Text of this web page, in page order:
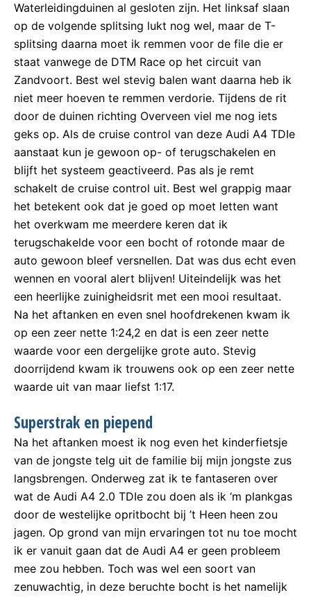
Waterleidingduinen al gesloten zijn. Het linksaf slaan
op de volgende splitsing lukt nog wel, maar de T-
splitsing daarna moet ik remmen voor de file die er
staat vanwege de DTM Race op het circuit van
Zandvoort. Best wel stevig balen want daarna heb ik
niet meer hoeven te remmen verdorie. Tijdens de rit
door de duinen richting Overveen viel me nog iets
geks op. Als de cruise control van deze Audi A4 TDIe
aanstaat kun je gewoon op- of terugschakelen en
blijft het systeem geactiveerd. Pas als je remt
schakelt de cruise control uit. Best wel grappig maar
het betekent ook dat je goed op moet letten want
het overkwam me meerdere keren dat ik
terugschakelde voor een bocht of rotonde maar de
auto gewoon bleef versnellen. Dat was dus echt even
wennen en vooral alert blijven! Uiteindelijk was het
een heerlijke zuinigheidsrit met een mooi resultaat.
Na het aftanken en even snel hoofdrekenen kwam ik
op een zeer nette 1:24,2 en dat is een zeer nette
waarde voor een dergelijke grote auto. Stevig
doorrijdend kwam ik trouwens ook op een zeer nette
waarde uit van maar liefst 1:17.
Superstrak en piepend
Na het aftanken moest ik nog even het kinderfietsje
van de jongste telg uit de familie bij mijn jongste zus
langsbrengen. Onderweg zat ik te fantaseren over
wat de Audi A4 2.0 TDIe zou doen als ik ‘m plankgas
door de westelijke opritbocht bij ’t Heen heen zou
jagen. Op grond van mijn ervaringen tot nu toe mocht
ik er vanuit gaan dat de Audi A4 er geen probleem
mee zou hebben. Toch was wel een soort van
zenuwachtig, in deze beruchte bocht is het namelijk